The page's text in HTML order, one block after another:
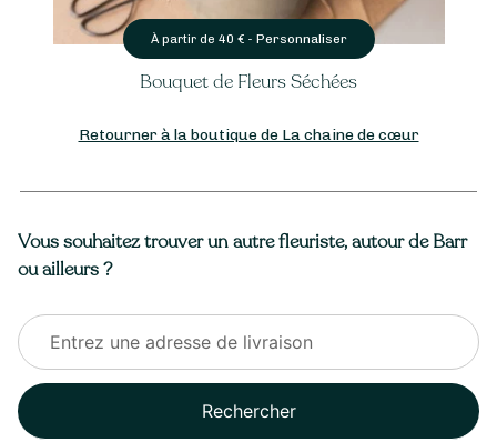
À partir de 40 € - Personnaliser
Bouquet de Fleurs Séchées
Retourner à la boutique de La chaine de cœur
Vous souhaitez trouver un autre fleuriste, autour de Barr
ou ailleurs ?
Rechercher